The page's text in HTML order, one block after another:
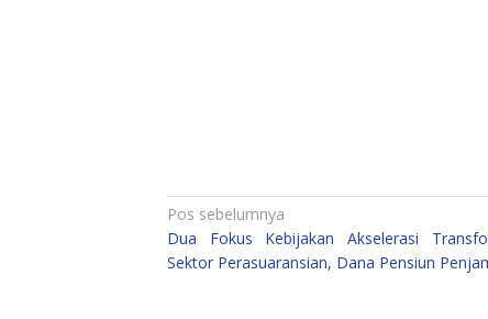
Navigasi
pos
Pos sebelumnya
Dua Fokus Kebijakan Akselerasi
Sektor Perasuaransian, Dana Pensiun